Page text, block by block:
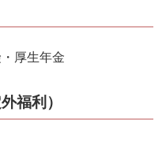
厚生年金
福利）